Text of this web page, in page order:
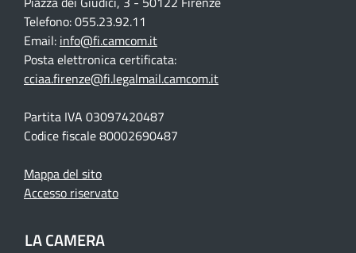
Telefono: 055.23.92.11
Email: info@fi.camcom.it
Posta elettronica certificata:
cciaa.firenze@fi.legalmail.camcom.it
Partita IVA 03097420487
Codice fiscale 80002690487
Mappa del sito
Accesso riservato
LA CAMERA